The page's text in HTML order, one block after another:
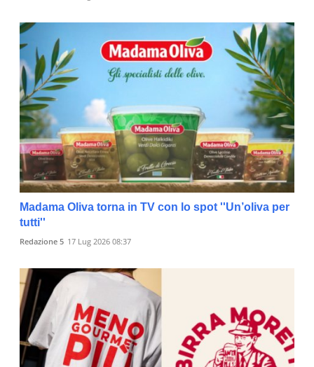
Madama Oliva torna in TV con lo spot ''Un’oliva per
tutti''
Redazione 5 17 Lug 2026 08:37